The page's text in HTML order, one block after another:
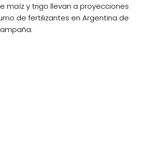
maíz y trigo llevan a proyecciones
de fertilizantes en Argentina de